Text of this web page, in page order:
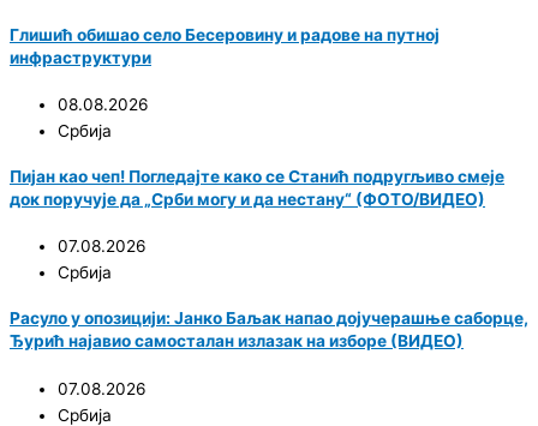
Глишић обишао село Бесеровину и радове на путној
инфраструктури
08.08.2026
Србија
Пијан као чеп! Погледајте како се Станић подругљиво смеје
док поручује да „Срби могу и да нестану“ (ФОТО/ВИДЕО)
07.08.2026
Србија
Расуло у опозицији: Јанко Баљак напао дојучерашње саборце,
Ђурић најавио самосталан излазак на изборе (ВИДЕО)
07.08.2026
Србија